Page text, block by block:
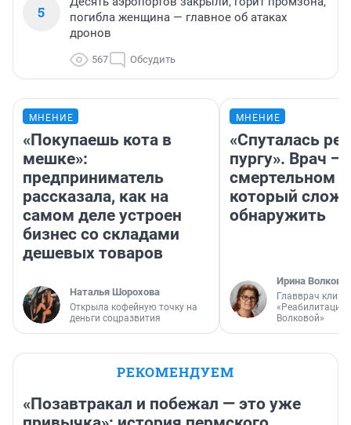
5
погибла женщина — главное об атаках
дронов
567 Обсудить
МНЕНИЕ
«Покупаешь кота в
мешке»:
предприниматель
рассказала, как на
самом деле устроен
бизнес со складами
дешевых товаров
Наталья Шорохова
Открыла кофейную точку на
деньги соцразвития
МНЕНИЕ
«Спуталась
пургу». Врач —
смертельном
который
обнаружить
Ирина Волкова
Главврач
«Реабилитация
Волковой»
РЕКОМЕНДУЕМ
«Позавтракал и побежал — это уже